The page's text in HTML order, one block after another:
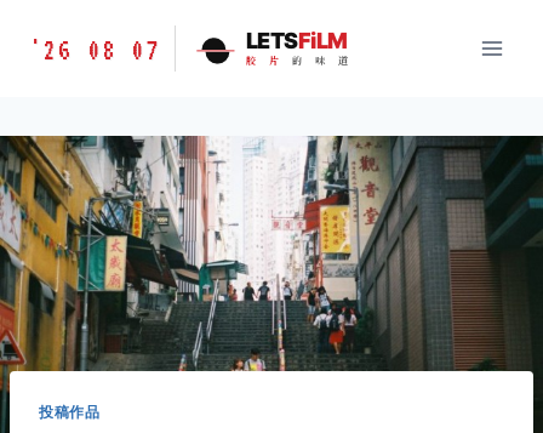
胶
味
道
LETSFILM
'26 08 07 LETSFiLM
胶 片 的 味 道
投稿作品